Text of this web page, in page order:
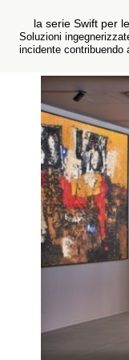
la serie Swift per
Soluzioni
incidente contribuendo